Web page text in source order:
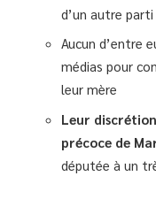
d’un autre parti
Aucun d’entre
médias pour
leur mère
Leur
précoce de
députée à un